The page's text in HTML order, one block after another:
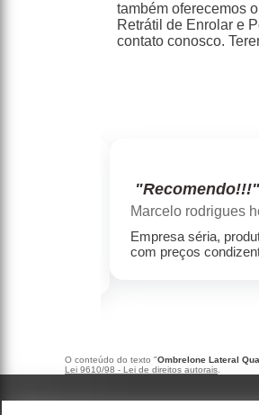
também oferecemos
Retrátil de Enrolar e
contato conosco.
"Recomendo!!!"
Marcelo rodrigues
Empresa séria,
com preços
O conteúdo do texto "Ombrelone Lateral
Lei 9610/98 - Lei de direitos autorais.